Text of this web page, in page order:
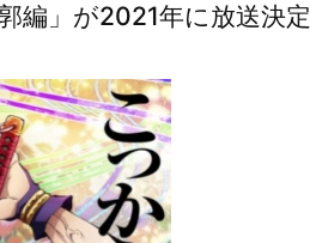
編」が2021年に放送決定